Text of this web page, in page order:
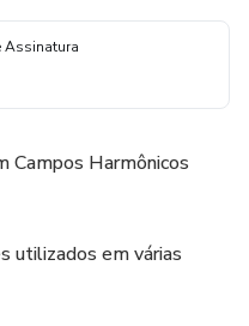
Assinatura
Campos Harmônicos
utilizados em várias